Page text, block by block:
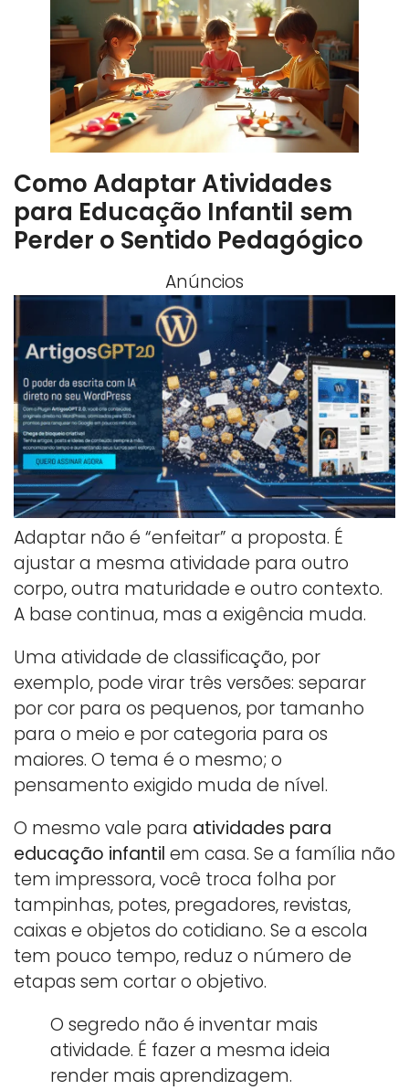
Como Adaptar Atividades
para Educação Infantil sem
Perder o Sentido Pedagógico
Anúncios
Adaptar não é “enfeitar” a proposta. É
ajustar a mesma atividade para outro
corpo, outra maturidade e outro contexto.
A base continua, mas a exigência muda.
Uma atividade de classificação, por
exemplo, pode virar três versões: separar
por cor para os pequenos, por tamanho
para o meio e por categoria para os
maiores. O tema é o mesmo; o
pensamento exigido muda de nível.
O mesmo vale para atividades para
educação infantil em casa. Se a família não
tem impressora, você troca folha por
tampinhas, potes, pregadores, revistas,
caixas e objetos do cotidiano. Se a escola
tem pouco tempo, reduz o número de
etapas sem cortar o objetivo.
O segredo não é inventar mais
atividade. É fazer a mesma ideia
render mais aprendizagem.